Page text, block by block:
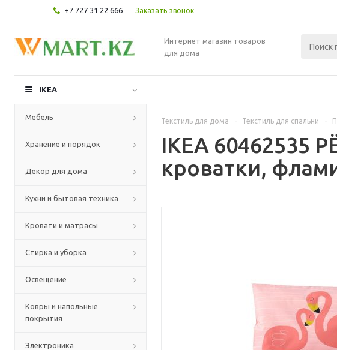
+7 727 31 22 666 Заказать звонок
Интернет магазин товаров
для дома
IKEA
Мебель
Хранение и порядок
Декор для дома
Кухни и бытовая техника
Кровати и матрасы
Стирка и уборка
Освещение
Ковры и напольные
покрытия
Электроника
Текстиль для дома - Текстиль для спальни -
IKEA 60462535
кроватки,